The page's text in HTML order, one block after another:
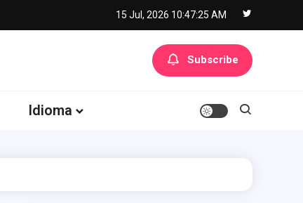
15 Jul, 2026 10:47:26 AM
Subscribe
Idioma